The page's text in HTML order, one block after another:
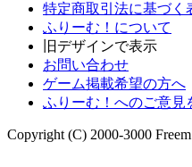
特定商取引法に基づく
ふりーむ！について
旧デザインで表示
お問い合わせ
ゲーム掲載希望の方へ
ふりーむ！へのご意見
Copyright (C) 2000-3000